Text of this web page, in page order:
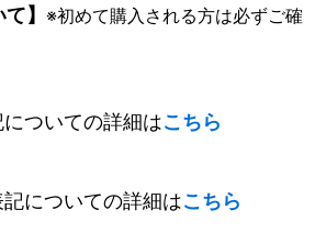
】 ※初めて購入される方は必ずご確
ついての詳細はこちら
についての詳細はこちら